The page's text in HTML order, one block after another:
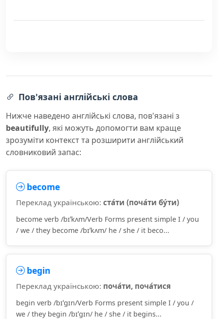
Пов'язані англійські слова
Нижче наведено англійські слова, пов'язані з
beautifully, які можуть допомогти вам краще
зрозуміти контекст та розширити англійський
словниковий запас:
become
Переклад українською: ста́ти (поча́ти бу́ти)
become verb /bɪˈkʌm/Verb Forms present simple I / you
/ we / they become /bɪˈkʌm/ he / she / it beco...
begin
Переклад українською: поча́ти, поча́тися
begin verb /bɪˈɡɪn/Verb Forms present simple I / you /
we / they begin /bɪˈɡɪn/ he / she / it begins...